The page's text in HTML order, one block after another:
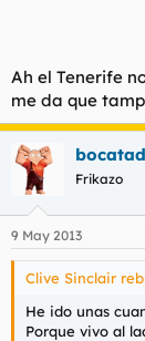
Ah el Tenerife
me da que
Frikazo
9 May 2013
Clive Sinclair
He ido unas
Porque vivo al